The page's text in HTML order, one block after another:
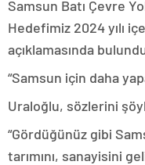
Samsun Batı Çevre
Hedefimiz 2024 yılı
açıklamasında
“Samsun için daha
Uraloğlu, sözlerini
“Gördüğünüz gibi
tarımını, sanayisini